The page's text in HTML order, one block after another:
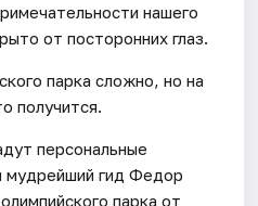
нашего
от посторонних глаз.
парка сложно, но на
получится.
персональные
мудрейший гид Федор
парка от